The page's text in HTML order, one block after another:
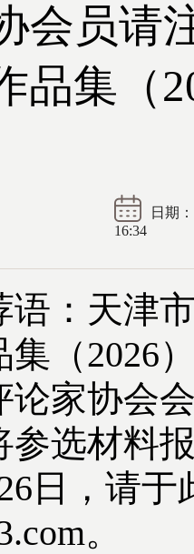
会员
品集（
日期
16:34
：天津市
集（2026
论家协会
参选材料
日，请
。